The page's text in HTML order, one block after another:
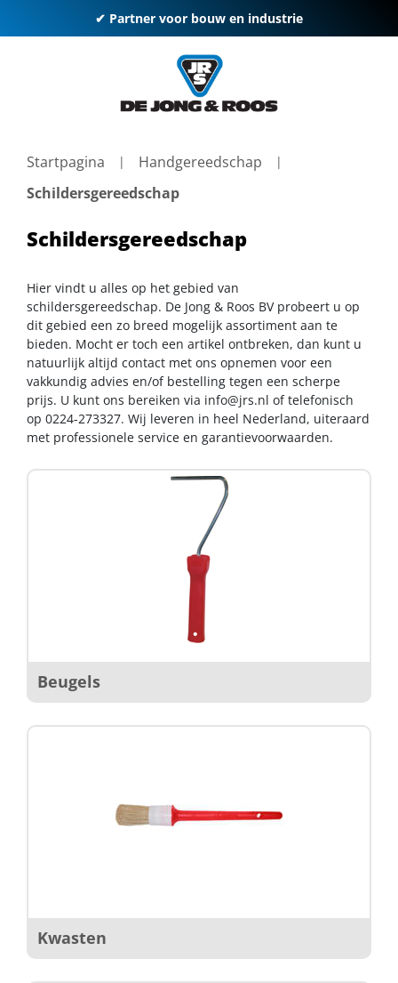
✔ Partner voor bouw en industrie
Startpagina
Handgereedschap
Schildersgereedschap
Schildersgereedschap
Hier vindt u alles op het gebied van
schildersgereedschap. De Jong & Roos BV probeert u op
dit gebied een zo breed mogelijk assortiment aan te
bieden. Mocht er toch een artikel ontbreken, dan kunt u
natuurlijk altijd contact met ons opnemen voor een
vakkundig advies en/of bestelling tegen een scherpe
prijs. U kunt ons bereiken via info@jrs.nl of telefonisch
op 0224-273327. Wij leveren in heel Nederland, uiteraard
met professionele service en garantievoorwaarden.
Beugels
Kwasten